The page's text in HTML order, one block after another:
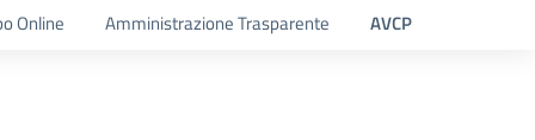
Online Amministrazione Trasparente AVCP